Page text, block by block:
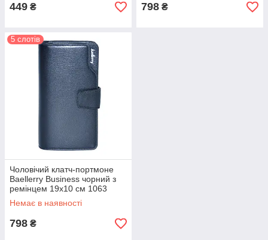
449 ₴ 798 ₴
5 слотів
Чоловічий клатч-портмоне
Baellerry Business чорний з
ремінцем 19х10 см 1063
Black
Немає в наявності
798 ₴